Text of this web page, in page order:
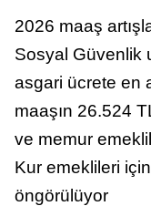
2026 maaş
Sosyal Güvenlik
asgari ücrete en
maaşın 26.524
ve memur
Kur emeklileri
öngörülüyor